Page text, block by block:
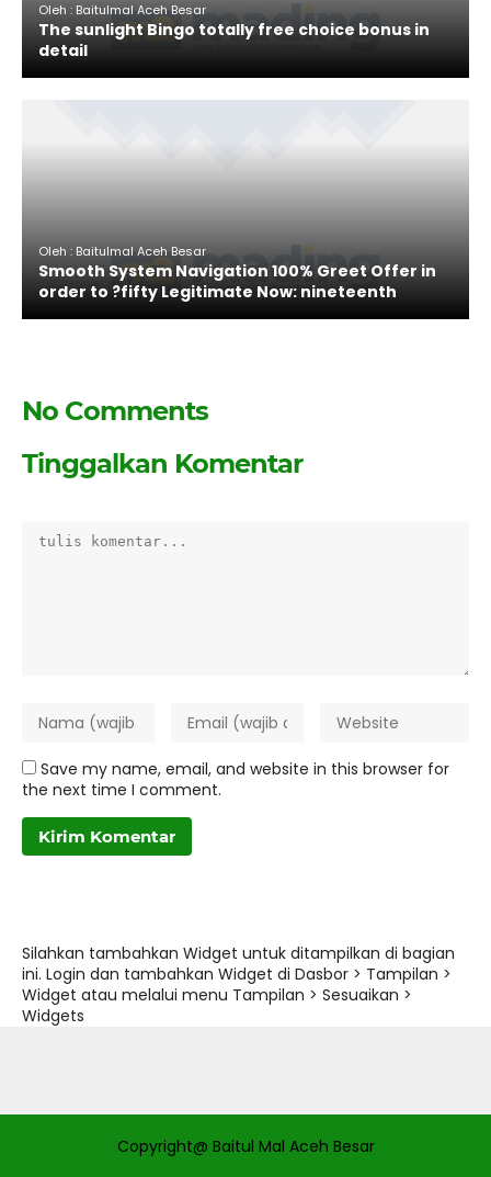
Oleh : Baitulmal Aceh Besar
The sunlight Bingo totally free choice bonus in
detail
Oleh : Baitulmal Aceh Besar
Smooth System Navigation 100% Greet Offer in
order to ?fifty Legitimate Now: nineteenth
No Comments
Tinggalkan Komentar
Save my name, email, and website in this browser for
the next time I comment.
Silahkan tambahkan Widget untuk ditampilkan di bagian
ini. Login dan tambahkan Widget di Dasbor > Tampilan >
Widget atau melalui menu Tampilan > Sesuaikan >
Widgets
Copyright@ Baitul Mal Aceh Besar